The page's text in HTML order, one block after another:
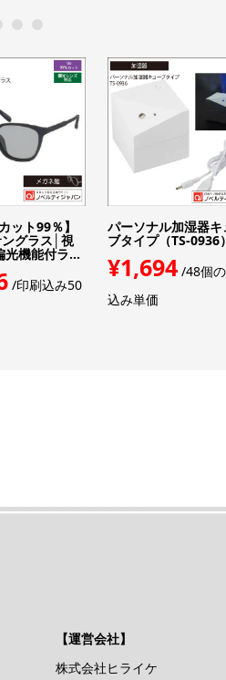
ット99％】
グラス│視
機能付ラ...
/印刷込み50
パーソナル加湿器キ
ブタイプ（TS-0936）
¥1,694 /48個
込み単価
11 12
【運営会社】
株式会社ヒライケ